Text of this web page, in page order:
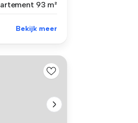
93 m²
Bekijk meer